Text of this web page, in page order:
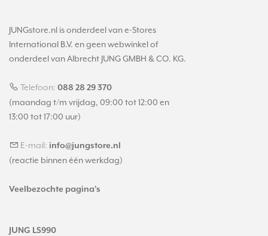
JUNGstore.nl is onderdeel van e-Stores
International B.V. en geen webwinkel of
onderdeel van Albrecht JUNG GMBH & CO. KG.
Telefoon: 088 28 29 370
(maandag t/m vrijdag, 09:00 tot 12:00 en
13:00 tot 17:00 uur)
E-mail: info@jungstore.nl
(reactie binnen één werkdag)
Veelbezochte pagina's
JUNG LS990